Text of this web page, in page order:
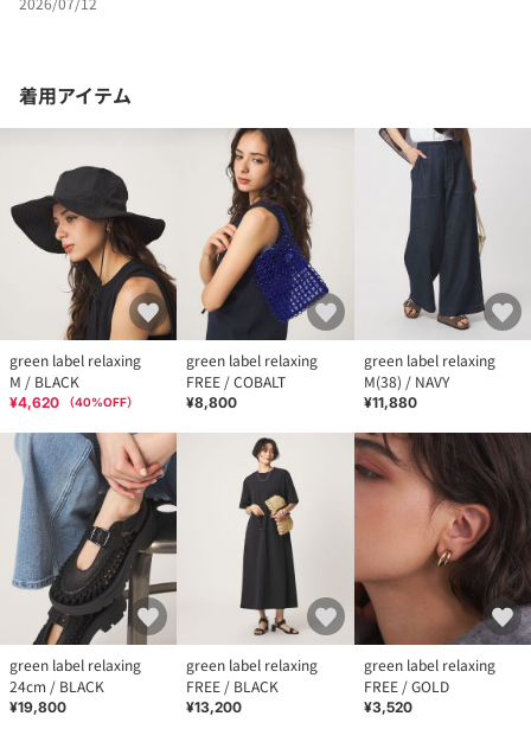
着用アイテム
green label relaxing
M / BLACK
¥4,620 （40%OFF）
green label relaxing
FREE / COBALT
¥8,800
green label relaxing
M(38) / NAVY
¥11,880
green label relaxing
24cm / BLACK
¥19,800
green label relaxing
FREE / BLACK
¥13,200
green label relaxing
FREE / GOLD
¥3,520